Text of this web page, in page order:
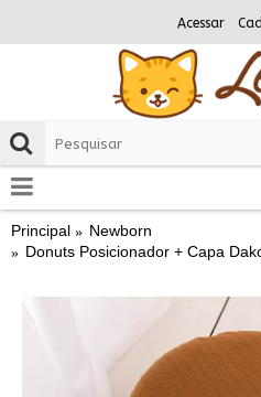
Acessar
Principal
Newborn
Donuts Posicionador + Capa